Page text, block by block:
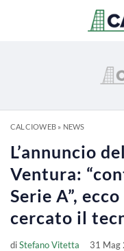
CALCIOWEB» NEWS
L’annuncio
Ventura:
Serie A”,
cercato il
diStefano Vitetta 31 Mag